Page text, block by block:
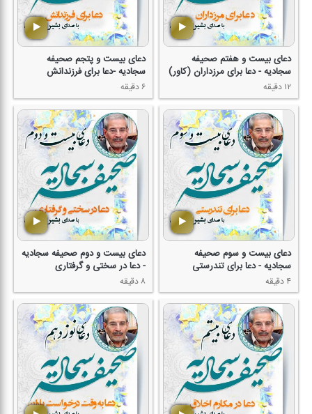
دعای بیست و هفتم صحیفه
سجادیه - دعا برای مرزداران (كاور)
۱۲ دقیقه
دعای بیست و پتجم صحیفه
سجادیه -دعا برای فرزندانش
۶ دقیقه
دعای بیست و سوم صحیفه
سجادیه - دعا برای تندرستی
۴ دقیقه
دعای بیست و دوم صحیفه سجادیه
- دعا در سختی و گرفتاری
۸ دقیقه